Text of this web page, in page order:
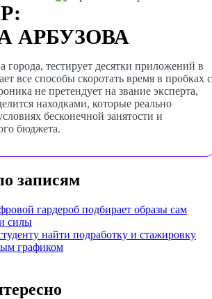
АРБУЗОВА
города, тестирует десятки приложений в
все способы скоротать время в пробках с
не претендует на звание эксперта,
находками, которые реально
бесконечной занятости и
бюджета.
записям
гардероб подбирает образы сам
силы
найти подработку и стажировку
графиком